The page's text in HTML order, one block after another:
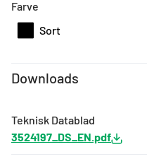
Farve
Sort
Downloads
Teknisk Datablad
3524197_DS_EN.pdf